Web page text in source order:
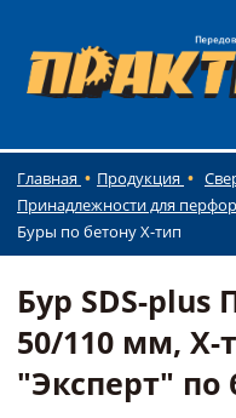
Главная Продукция
Принадлежности для
Буры по бетону Х-тип
Бур SDS-
50/110 мм, Х-
"Эксперт" по